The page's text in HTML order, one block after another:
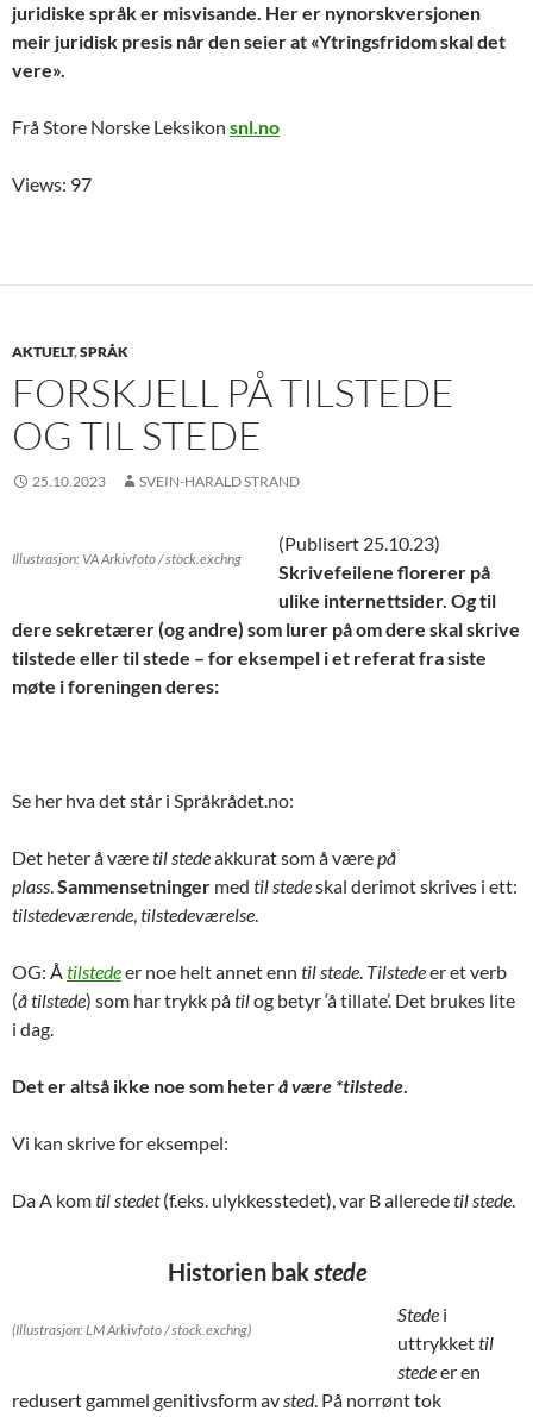
juridiske språk er misvisande. Her er nynorskversjonen
meir juridisk presis når den seier at «Ytringsfridom skal det
vere».
Frå Store Norske Leksikon snl.no
Views: 97
AKTUELT,SPRÅK
FORSKJELL PÅ TILSTEDE
OG TIL STEDE
25.10.2023 SVEIN-HARALD STRAND
Illustrasjon: VA Arkivfoto / stock.exchng
(Publisert 25.10.23)
Skrivefeilene florerer på
ulike internettsider. Og til
dere sekretærer (og andre) som lurer på om dere skal skrive
tilstede eller til stede – for eksempel i et referat fra siste
møte i foreningen deres:
Se her hva det står i Språkrådet.no:
Det heter å væretil stedeakkurat som å værepå
plass.Sammensetninger med til stedeskal derimot skrives i ett:
tilstedeværende,tilstedeværelse.
OG: Åtilstedeer noe helt annet enn til stede. Tilstedeer et verb
(å tilstede) som har trykk påtilog betyr ‘å tillate’. Det brukes lite
i dag.
Det er altså ikke noe som heterå være *tilstede.
Vi kan skrive for eksempel:
Da A komtil stedet(f.eks. ulykkesstedet), var B alleredetil stede.
Historien bakstede
(Illustrasjon: LM Arkivfoto / stock.exchng)
Stede i
uttrykkettil
stedeer en
redusert gammel genitivsform avsted. På norrønt tok